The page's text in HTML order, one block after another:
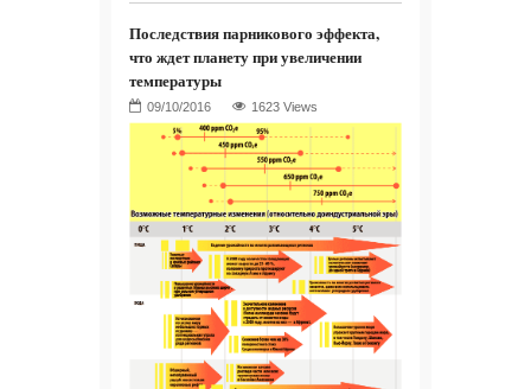
Последствия парникового эффекта,
что ждет планету при увеличении
температуры
1623 Views